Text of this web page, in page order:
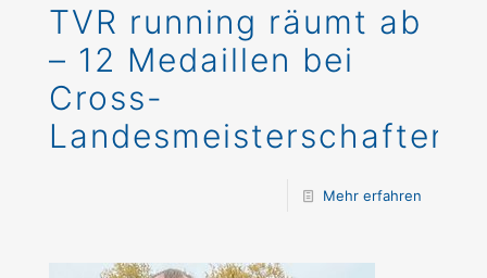
TVR running räumt ab
– 12 Medaillen bei
Cross-
Landesmeisterschaften
Mehr erfahren